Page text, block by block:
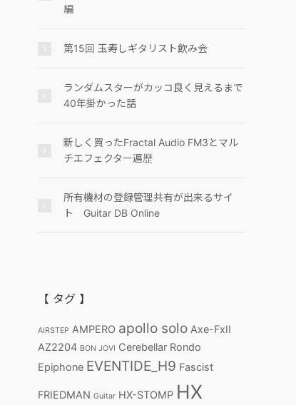
編
第15回 玉寿しギタリスト飲み会
ランダムスターがカッコ良く見えるまで
40年掛かった話
新しく買ったFractal Audio FM3とマル
チエフェクター遍歴
所有機材の登録管理共有が出来るサイ
ト Guitar DB Online
【 タグ 】
AIRSTEP AMPERO apollo solo Axe-FxII
AZ2204 BON JOVI Cerebellar Rondo
Epiphone EVENTIDE_H9 Fascist
FRIEDMAN Guitar HX-STOMP HX